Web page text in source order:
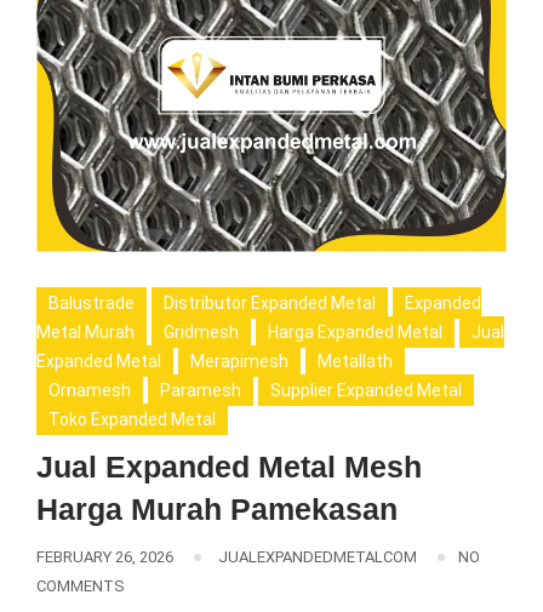
Balustrade Distributor Expanded Metal
Expanded
Metal Murah
Gridmesh Harga Expanded Metal
Jual
Expanded Metal
Merapimesh
Metallath
Ornamesh
Paramesh
Supplier Expanded Metal
Toko Expanded Metal
Jual Expanded Metal Mesh
Harga Murah Pamekasan
FEBRUARY 26, 2026 JUALEXPANDEDMETALCOM
NO
COMMENTS